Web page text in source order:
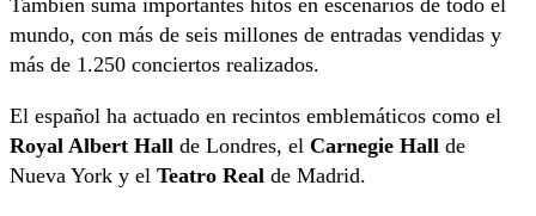
mundo, con más de seis millones de entradas vendidas y
más de 1.250 conciertos realizados.
El español ha actuado en recintos emblemáticos como el
Royal Albert Hall de Londres, el Carnegie Hall de
Nueva York y el Teatro Real de Madrid.